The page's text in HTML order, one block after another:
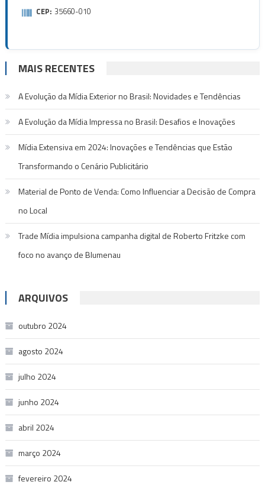
CEP: 35660-010
MAIS RECENTES
A Evolução da Mídia Exterior no Brasil: Novidades e Tendências
A Evolução da Mídia Impressa no Brasil: Desafios e Inovações
Mídia Extensiva em 2024: Inovações e Tendências que Estão
Transformando o Cenário Publicitário
Material de Ponto de Venda: Como Influenciar a Decisão de Compra
no Local
Trade Mídia impulsiona campanha digital de Roberto Fritzke com
foco no avanço de Blumenau
ARQUIVOS
outubro 2024
agosto 2024
julho 2024
junho 2024
abril 2024
março 2024
fevereiro 2024